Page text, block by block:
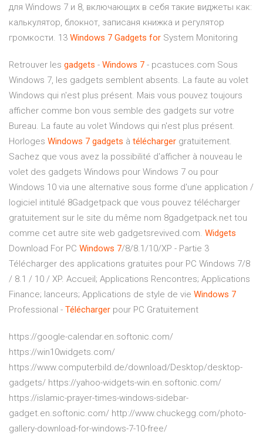
для Windows 7 и 8, включающих в себя такие виджеты как:
калькулятор, блокнот, записаня книжка и регулятор
громкости. 13 Windows 7 Gadgets for System Monitoring
Retrouver les gadgets - Windows 7 - pcastuces.com Sous
Windows 7, les gadgets semblent absents. La faute au volet
Windows qui n'est plus présent. Mais vous pouvez toujours
afficher comme bon vous semble des gadgets sur votre
Bureau. La faute au volet Windows qui n'est plus présent.
Horloges Windows 7 gadgets à télécharger gratuitement.
Sachez que vous avez la possibilité d'afficher à nouveau le
volet des gadgets Windows pour Windows 7 ou pour
Windows 10 via une alternative sous forme d'une application /
logiciel intitulé 8Gadgetpack que vous pouvez télécharger
gratuitement sur le site du même nom 8gadgetpack.net tou
comme cet autre site web gadgetsrevived.com. Widgets
Download For PC Windows 7/8/8.1/10/XP - Partie 3
Télécharger des applications gratuites pour PC Windows 7/8
/ 8.1 / 10 / XP. Accueil; Applications Rencontres; Applications
Finance; lanceurs; Applications de style de vie Windows 7
Professional - Télécharger pour PC Gratuitement
https://google-calendar.en.softonic.com/
https://win10widgets.com/
https://www.computerbild.de/download/Desktop/desktop-
gadgets/ https://yahoo-widgets-win.en.softonic.com/
https://islamic-prayer-times-windows-sidebar-
gadget.en.softonic.com/ http://www.chuckegg.com/photo-
gallery-download-for-windows-7-10-free/